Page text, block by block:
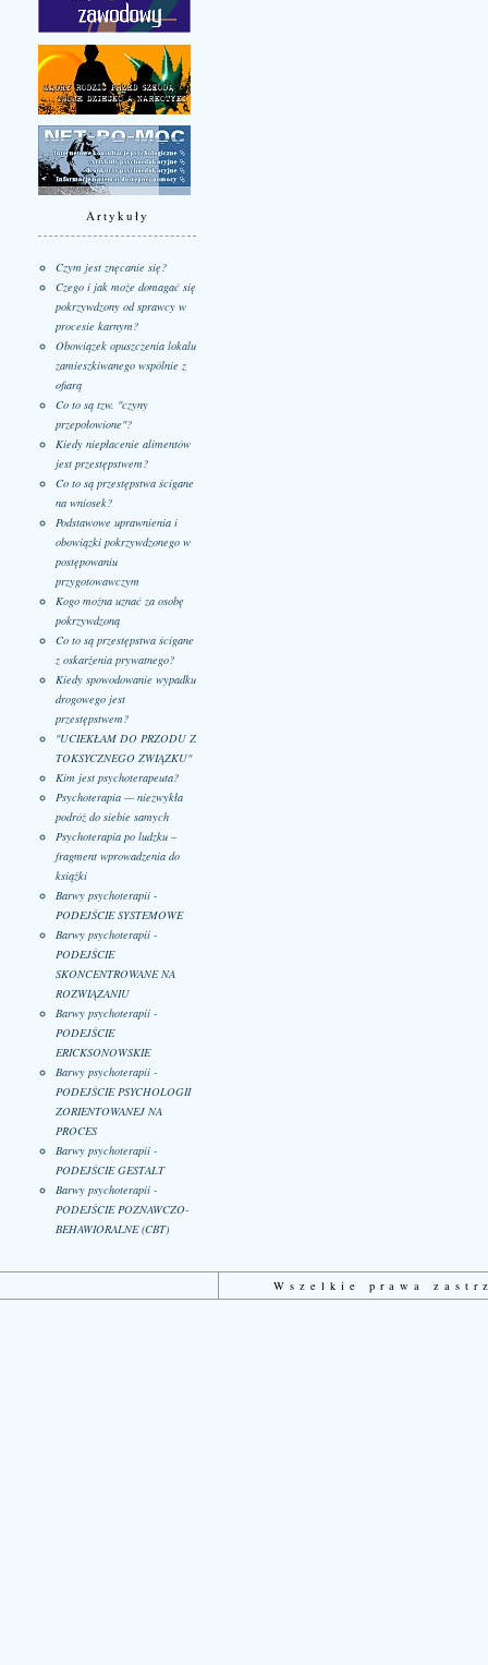
Artykuły
Czym jest znęcanie się?
Czego i jak może domagać się
pokrzywdzony od sprawcy w
procesie karnym?
Obowiązek opuszczenia lokalu
zamieszkiwanego wspólnie z
ofiarą
Co to są tzw. "czyny
przepołowione"?
Kiedy niepłacenie alimentów
jest przestępstwem?
Co to są przestępstwa ścigane
na wniosek?
Podstawowe uprawnienia i
obowiązki pokrzywdzonego w
postępowaniu
przygotowawczym
Kogo można uznać za osobę
pokrzywdzoną
Co to są przestępstwa ścigane
z oskarżenia prywatnego?
Kiedy spowodowanie wypadku
drogowego jest
przestępstwem?
"UCIEKŁAM DO PRZODU Z
TOKSYCZNEGO ZWIĄZKU"
Kim jest psychoterapeuta?
Psychoterapia — niezwykła
podróż do siebie samych
Psychoterapia po ludzku –
fragment wprowadzenia do
książki
Barwy psychoterapii -
PODEJŚCIE SYSTEMOWE
Barwy psychoterapii -
PODEJŚCIE
SKONCENTROWANE NA
ROZWIĄZANIU
Barwy psychoterapii -
PODEJŚCIE
ERICKSONOWSKIE
Barwy psychoterapii -
PODEJŚCIE PSYCHOLOGII
ZORIENTOWANEJ NA
PROCES
Barwy psychoterapii -
PODEJŚCIE GESTALT
Barwy psychoterapii -
PODEJŚCIE POZNAWCZO-
BEHAWIORALNE (CBT)
Wszelkie prawa